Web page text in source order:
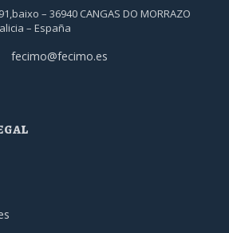
– 36940 CANGAS DO MORRAZO
– España
fecimo@fecimo.es